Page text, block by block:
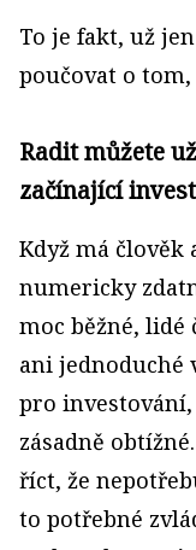
To je fakt, už
poučovat o
Radit můžete
začínající
Když má
numericky
moc běžné, lidé
ani jednoduché
pro
zásadně
říct, že
to potřebné